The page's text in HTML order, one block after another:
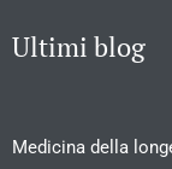
Ultimi blog
Medicina della